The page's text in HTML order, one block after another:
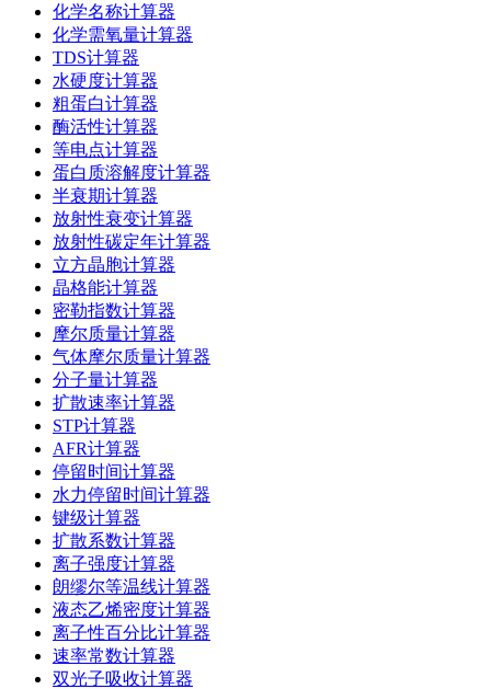
化学名称计算器
化学需氧量计算器
TDS计算器
水硬度计算器
粗蛋白计算器
酶活性计算器
等电点计算器
蛋白质溶解度计算器
半衰期计算器
放射性衰变计算器
放射性碳定年计算器
立方晶胞计算器
晶格能计算器
密勒指数计算器
摩尔质量计算器
气体摩尔质量计算器
分子量计算器
扩散速率计算器
STP计算器
AFR计算器
停留时间计算器
水力停留时间计算器
键级计算器
扩散系数计算器
离子强度计算器
朗缪尔等温线计算器
液态乙烯密度计算器
离子性百分比计算器
速率常数计算器
双光子吸收计算器